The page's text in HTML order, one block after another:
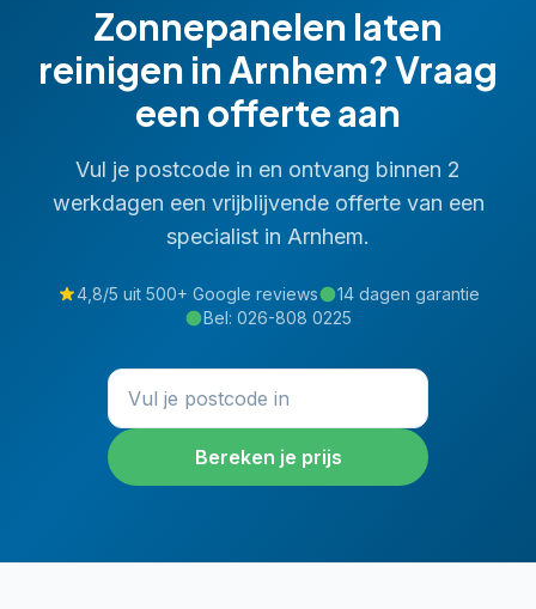
Zonnepanelen laten
reinigen inArnhem? Vraag
een offerte aan
Vul je postcode in en ontvang binnen 2
werkdagen een vrijblijvende offerte van een
specialist in Arnhem.
4,8/5 uit 500+ Google reviews
14 dagen garantie
Bel: 026-808 0225
Bereken je prijs